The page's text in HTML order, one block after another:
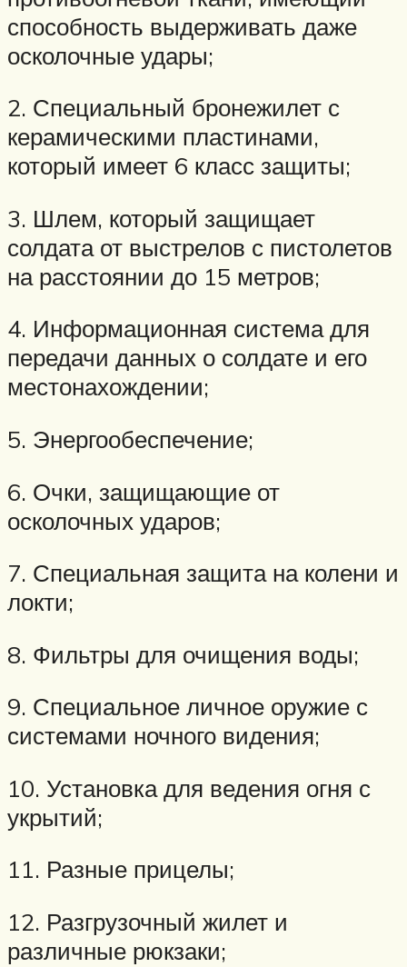
способность выдерживать даже
осколочные удары;
2. Специальный бронежилет с
керамическими пластинами,
который имеет 6 класс защиты;
3. Шлем, который защищает
солдата от выстрелов с пистолетов
на расстоянии до 15 метров;
4. Информационная система для
передачи данных о солдате и его
местонахождении;
5. Энергообеспечение;
6. Очки, защищающие от
осколочных ударов;
7. Специальная защита на колени и
локти;
8. Фильтры для очищения воды;
9. Специальное личное оружие с
системами ночного видения;
10. Установка для ведения огня с
укрытий;
11. Разные прицелы;
12. Разгрузочный жилет и
различные рюкзаки;